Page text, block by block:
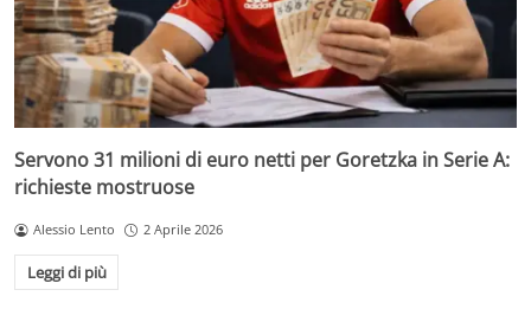
Servono 31 milioni di euro netti per Goretzka in Serie A:
richieste mostruose
Alessio Lento 2 Aprile 2026
Leggi di più